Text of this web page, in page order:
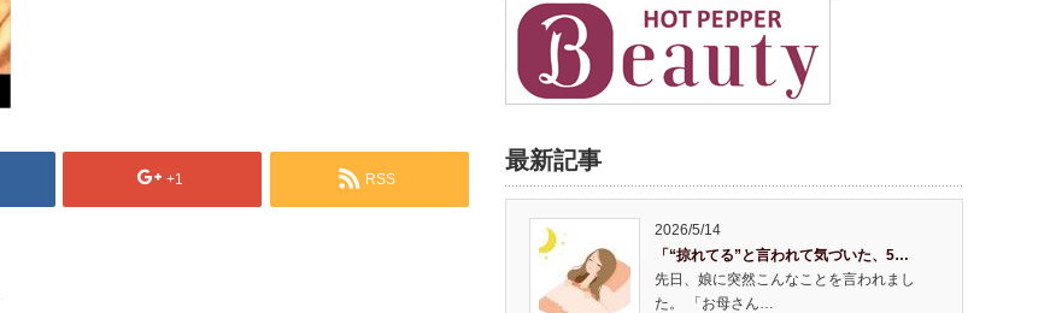
+1 RSS
最新記事
2026/5/14
「“掠れてる”と言われて気づいた、5…
先日、娘に突然こんなことを言われまし
た。 「お母さん…